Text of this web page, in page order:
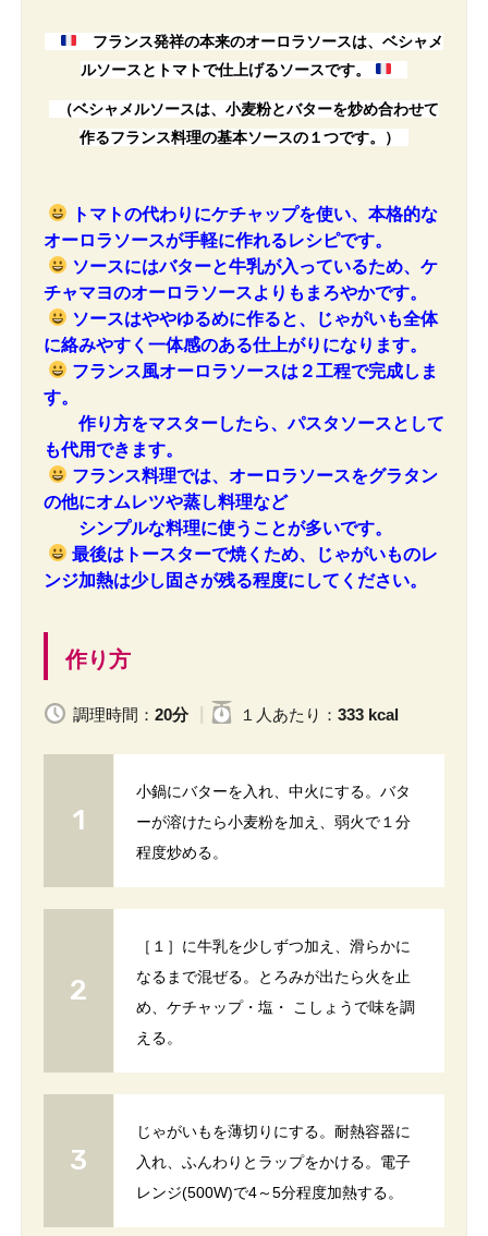
フランス発祥の本来のオーロラソースは、ベシャメ
ルソースとトマトで仕上げるソースです。
（ベシャメルソースは、小麦粉とバターを炒め合わせて
作るフランス料理の基本ソースの１つです。）
トマトの代わりにケチャップを使い、本格的な
オーロラソースが手軽に作れるレシピです。
ソースにはバターと牛乳が入っているため、ケ
チャマヨのオーロラソースよりもまろやかです。
ソースはややゆるめに作ると、じゃがいも全体
に絡みやすく一体感のある仕上がりになります。
フランス風オーロラソースは２工程で完成しま
す。
作り方をマスターしたら、パスタソースとして
も代用できます。
フランス料理では、オーロラソースをグラタン
の他にオムレツや蒸し料理など
シンプルな料理に使うことが多いです。
最後はトースターで焼くため、じゃがいものレ
ンジ加熱は少し固さが残る程度にしてください。
作り方
調理時間： 20分 １人 あたり ： 333 kcal
小鍋にバターを入れ、中火にする。バタ
ーが溶けたら小麦粉を加え、弱火で１分
程度炒める。
［１］に牛乳を少しずつ加え、滑らかに
なるまで混ぜる。とろみが出たら火を止
め、ケチャップ・塩・ こしょうで味を調
える。
じゃがいもを薄切りにする。耐熱容器に
入れ、ふんわりとラップをかける。電子
レンジ(500W)で4～5分程度加熱する。